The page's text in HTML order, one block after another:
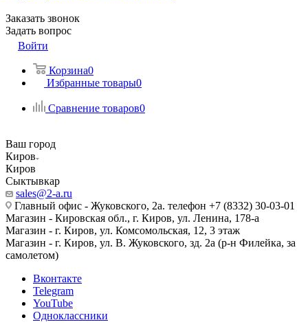
Заказать звонок
Задать вопрос
Войти
Корзина0
Избранные товары0
Сравнение товаров0
Ваш город
Киров
Киров
Сыктывкар
sales@2-a.ru
Главный офис - Жуковского, 2а. телефон +7 (8332) 30-03-01
Магазин - Кировская обл., г. Киров, ул. Ленина, 178-а
Магазин - г. Киров, ул. Комсомольская, 12, 3 этаж
Магазин - г. Киров, ул. В. Жуковского, зд. 2а (р-н Филейка, за
самолетом)
Вконтакте
Telegram
YouTube
Одноклассники